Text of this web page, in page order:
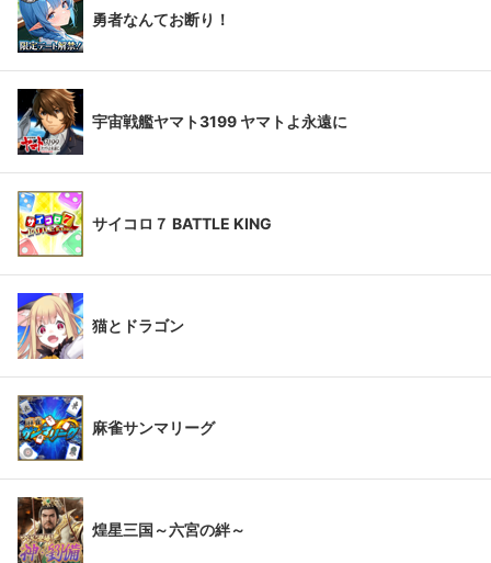
勇者なんてお断り！
宇宙戦艦ヤマト3199 ヤマトよ永遠に
サイコロ７ BATTLE KING
猫とドラゴン
麻雀サンマリーグ
煌星三国～六宮の絆～